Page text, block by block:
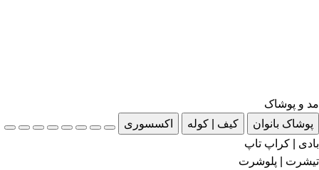
مد و پوشاک
پوشاک بانوان
کیف | کوله
اکسسوری
بادی | کراپ تاپ
تیشرت | پلوشرت